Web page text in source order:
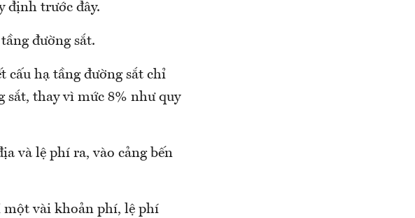
định trước đây.
đường sắt.
cấu hạ tầng đường sắt chỉ
thay vì mức 8% như quy
và lệ phí ra, vào cảng bến
một vài khoản phí, lệ phí